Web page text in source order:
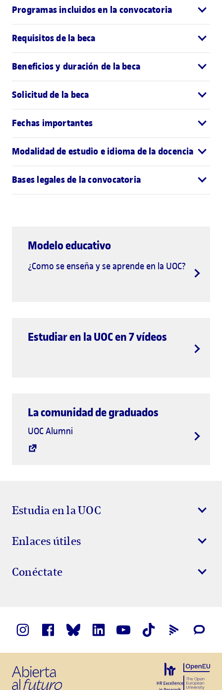
Programas incluidos en la convocatoria
Requisitos de la beca
Beneficios y duración de la beca
Solicitud de la beca
Fechas importantes
Modalidad de estudio e idioma de la docencia
Bases legales de la convocatoria
Modelo educativo
¿Como se enseña y se aprende en la UOC?
Estudiar en la UOC en 7 vídeos
La comunidad de graduados
UOC Alumni
Estudia en la UOC
Enlaces útiles
Conéctate